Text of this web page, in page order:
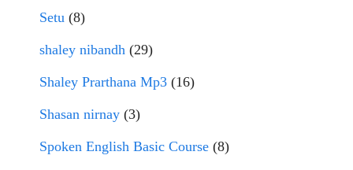
Setu (8)
shaley nibandh (29)
Shaley Prarthana Mp3 (16)
Shasan nirnay (3)
Spoken English Basic Course (8)